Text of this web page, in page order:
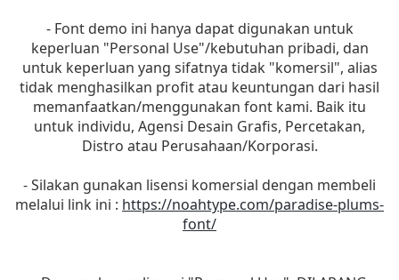
- Font demo ini hanya dapat digunakan untuk
keperluan "Personal Use"/kebutuhan pribadi, dan
untuk keperluan yang sifatnya tidak "komersil", alias
tidak menghasilkan profit atau keuntungan dari hasil
memanfaatkan/menggunakan font kami. Baik itu
untuk individu, Agensi Desain Grafis, Percetakan,
Distro atau Perusahaan/Korporasi.
- Silakan gunakan lisensi komersial dengan membeli
melalui link ini : https://noahtype.com/paradise-plums-
font/